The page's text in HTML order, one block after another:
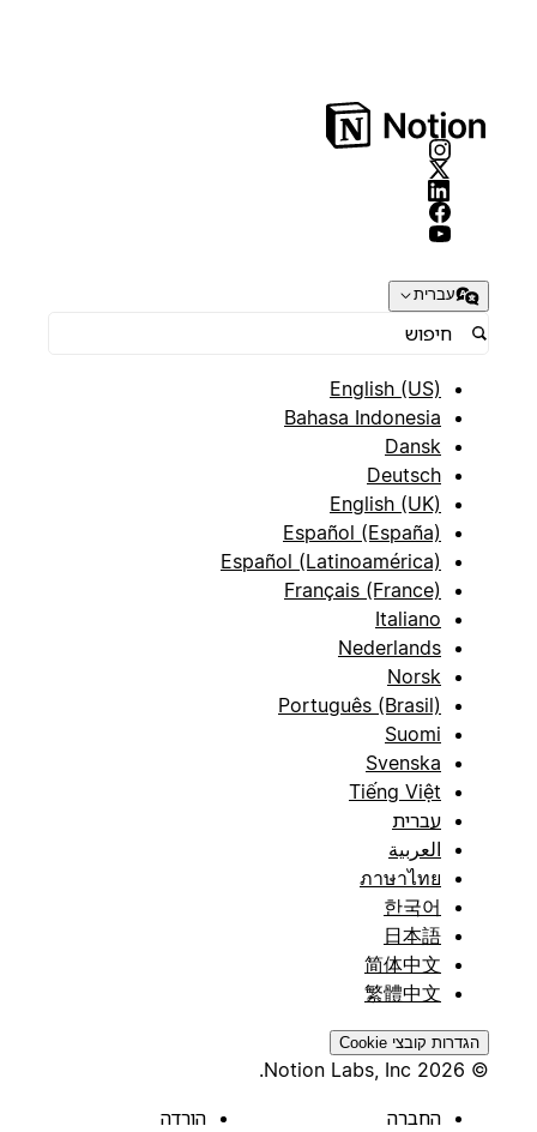
עברית
English (US)
Bahasa Indonesia
Dansk
Deutsch
English (UK)
Español (España)
Español (Latinoamérica)
Français (France)
Italiano
Nederlands
Norsk
Português (Brasil)
Suomi
Svenska
Tiếng Việt
עברית
العربية
ภาษาไทย
한국어
日本語
简体中文
繁體中文
הגדרות קובצי Cookie
החברה
הורדה